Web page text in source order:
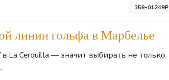
359-01249P
линии гольфа в Марбелье
La Cerquilla — значит выбирать не только